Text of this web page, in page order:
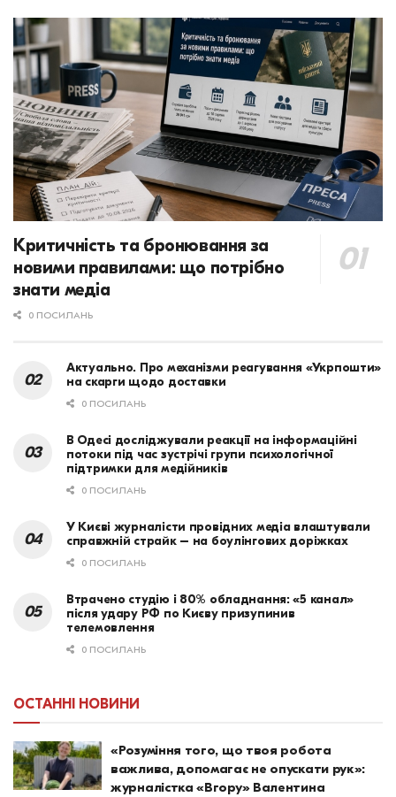
Критичність та бронювання за
новими правилами: що потрібно
знати медіа
0 ПОСИЛАНЬ
Актуально. Про механізми реагування «Укрпошти»
на скарги щодо доставки
0 ПОСИЛАНЬ
В Одесі досліджували реакції на інформаційні
потоки під час зустрічі групи психологічної
підтримки для медійників
0 ПОСИЛАНЬ
У Києві журналісти провідних медіа влаштували
справжній страйк – на боулінгових доріжках
0 ПОСИЛАНЬ
Втрачено студію і 80% обладнання: «5 канал»
після удару РФ по Києву призупинив
телемовлення
0 ПОСИЛАНЬ
ОСТАННІ НОВИНИ
«Розуміння того, що твоя робота
важлива, допомагає не опускати рук»:
журналістка «Вгору» Валентина